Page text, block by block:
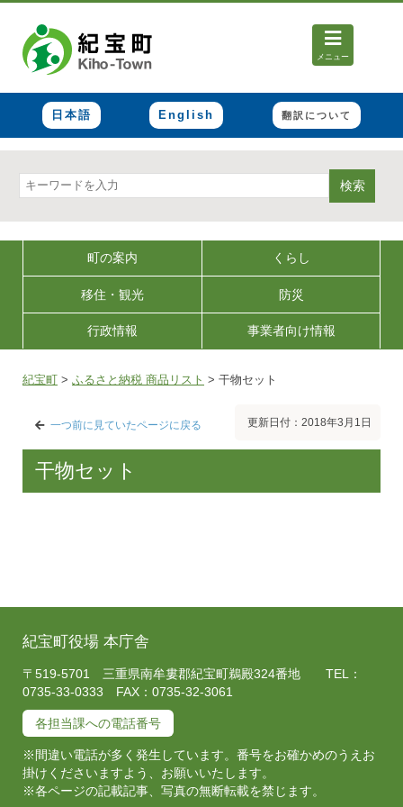
メニュー
日本語 English 翻訳について
検索
町の案内 くらし
移住・観光 防災
行政情報 事業者向け情報
紀宝町 > ふるさと納税 商品リスト > 干物セット
一つ前に見ていたページに戻る 更新日付：2018年3月1日
干物セット
紀宝町役場 本庁舎
〒519-5701 三重県南牟婁郡紀宝町鵜殿324番地 TEL：
0735-33-0333 FAX：0735-32-3061
各担当課への電話番号
※間違い電話が多く発生しています。番号をお確かめのうえお
掛けくださいますよう、お願いいたします。
※各ページの記載記事、写真の無断転載を禁じます。